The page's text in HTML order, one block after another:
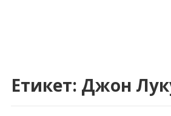
Етикет: Джон